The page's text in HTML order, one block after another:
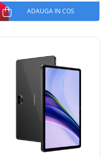
ADAUGA IN COS